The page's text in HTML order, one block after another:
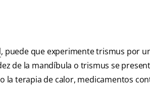
, puede que experimente trismus por
de la mandíbula o trismus se
terapia de calor, medicamentos